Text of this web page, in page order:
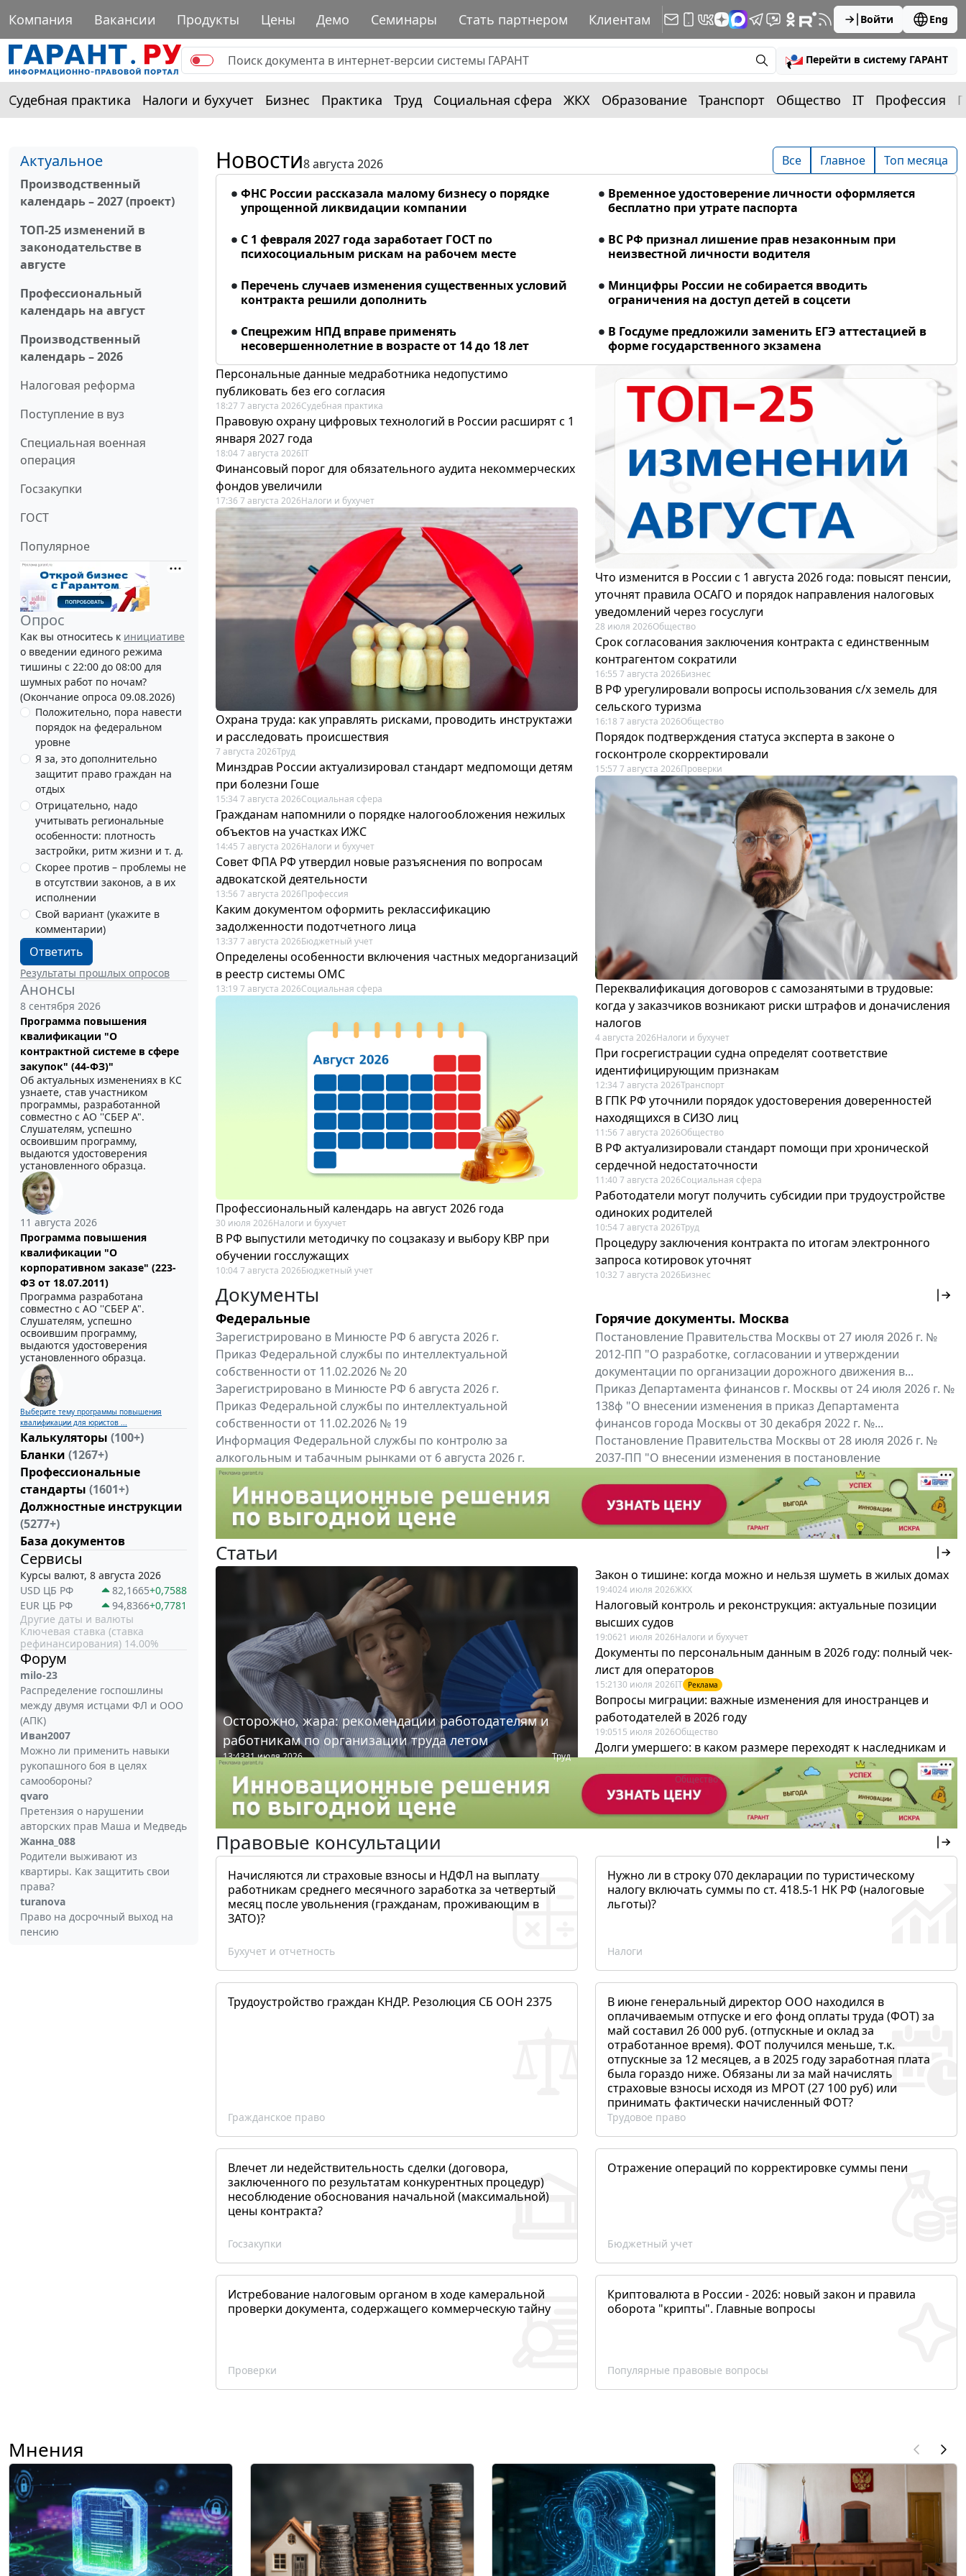
Компания Вакансии Продукты Цены Демо Семинары Стать партнером Клиентам Войти Eng
Перейти в систему ГАРАНТ
Судебная практика Налоги и бухучет Бизнес Практика Труд Социальная сфера ЖКХ Образование Транспорт Общество IT Профессия
Актуальное
Производственный
календарь – 2027 (проект)
ТОП-25 изменений в
законодательстве в
августе
Профессиональный
календарь на август
Производственный
календарь – 2026
Налоговая реформа
Поступление в вуз
Специальная военная
операция
Госзакупки
ГОСТ
Популярное
Опрос
Как вы относитесь к инициативе
о введении единого режима
тишины с 22:00 до 08:00 для
шумных работ по ночам?
(Окончание опроса 09.08.2026)
Положительно, пора навести
порядок на федеральном
уровне
Я за, это дополнительно
защитит право граждан на
отдых
Отрицательно, надо
учитывать региональные
особенности: плотность
застройки, ритм жизни и т. д.
Скорее против – проблемы не
в отсутствии законов, а в их
исполнении
Свой вариант (укажите в
комментарии)
Ответить
Результаты прошлых опросов
Анонсы
8 сентября 2026
Программа повышения
квалификации "О
контрактной системе в сфере
закупок" (44-ФЗ)"
Об актуальных изменениях в КС
узнаете, став участником
программы, разработанной
совместно с АО ''СБЕР А".
Слушателям, успешно
освоившим программу,
выдаются удостоверения
установленного образца.
11 августа 2026
Программа повышения
квалификации "О
корпоративном заказе" (223-
ФЗ от 18.07.2011)
Программа разработана
совместно с АО ''СБЕР А".
Слушателям, успешно
освоившим программу,
выдаются удостоверения
установленного образца.
Выберите тему программы повышения
квалификации для юристов ...
Калькуляторы (100+)
Бланки (1267+)
Профессиональные
стандарты (1601+)
Должностные инструкции
(5277+)
База документов
Сервисы
Курсы валют, 8 августа 2026
USD ЦБ РФ
82,1665+0,7588
EUR ЦБ РФ
94,8366+0,7781
Другие даты и валюты
Ключевая ставка (ставка
рефинансирования) 14.00%
Форум
milo-23
Распределение госпошлины
между двумя истцами ФЛ и ООО
(АПК)
Иван2007
Можно ли применить навыки
рукопашного боя в целях
самообороны?
qvaro
Претензия о нарушении
авторских прав Маша и Медведь
Жанна_088
Родители выживают из
квартиры. Как защитить свои
права?
turanova
Право на досрочный выход на
пенсию
Новости8 августа 2026 Все Главное Топ месяца
ФНС России рассказала малому бизнесу о порядке
упрощенной ликвидации компании
Временное удостоверение личности оформляется
бесплатно при утрате паспорта
С 1 февраля 2027 года заработает ГОСТ по
психосоциальным рискам на рабочем месте
ВС РФ признал лишение прав незаконным при
неизвестной личности водителя
Перечень случаев изменения существенных условий
контракта решили дополнить
Минцифры России не собирается вводить
ограничения на доступ детей в соцсети
Спецрежим НПД вправе применять
несовершеннолетние в возрасте от 14 до 18 лет
В Госдуме предложили заменить ЕГЭ аттестацией в
форме государственного экзамена
Персональные данные медработника недопустимо
публиковать без его согласия
18:27 7 августа 2026Судебная практика
Правовую охрану цифровых технологий в России расширят с 1
января 2027 года
18:04 7 августа 2026IT
Финансовый порог для обязательного аудита некоммерческих
фондов увеличили
17:36 7 августа 2026Налоги и бухучет
Охрана труда: как управлять рисками, проводить инструктажи
и расследовать происшествия
7 августа 2026Труд
Минздрав России актуализировал стандарт медпомощи детям
при болезни Гоше
15:34 7 августа 2026Социальная сфера
Гражданам напомнили о порядке налогообложения нежилых
объектов на участках ИЖС
14:45 7 августа 2026Налоги и бухучет
Совет ФПА РФ утвердил новые разъяснения по вопросам
адвокатской деятельности
13:56 7 августа 2026Профессия
Каким документом оформить реклассификацию
задолженности подотчетного лица
13:37 7 августа 2026Бюджетный учет
Определены особенности включения частных медорганизаций
в реестр системы ОМС
13:19 7 августа 2026Социальная сфера
Профессиональный календарь на август 2026 года
30 июля 2026Налоги и бухучет
В РФ выпустили методичку по соцзаказу и выбору КВР при
обучении госслужащих
10:04 7 августа 2026Бюджетный учет
Что изменится в России с 1 августа 2026 года: повысят пенсии,
уточнят правила ОСАГО и порядок направления налоговых
уведомлений через госуслуги
28 июля 2026Общество
Срок согласования заключения контракта с единственным
контрагентом сократили
16:55 7 августа 2026Бизнес
В РФ урегулировали вопросы использования с/х земель для
сельского туризма
16:18 7 августа 2026Общество
Порядок подтверждения статуса эксперта в законе о
госконтроле скорректировали
15:57 7 августа 2026Проверки
Переквалификация договоров с самозанятыми в трудовые:
когда у заказчиков возникают риски штрафов и доначисления
налогов
4 августа 2026Налоги и бухучет
При госрегистрации судна определят соответствие
идентифицирующим признакам
12:34 7 августа 2026Транспорт
В ГПК РФ уточнили порядок удостоверения доверенностей
находящихся в СИЗО лиц
11:56 7 августа 2026Общество
В РФ актуализировали стандарт помощи при хронической
сердечной недостаточности
11:40 7 августа 2026Социальная сфера
Работодатели могут получить субсидии при трудоустройстве
одиноких родителей
10:54 7 августа 2026Труд
Процедуру заключения контракта по итогам электронного
запроса котировок уточнят
10:32 7 августа 2026Бизнес
Документы
Федеральные
Зарегистрировано в Минюсте РФ 6 августа 2026 г.
Приказ Федеральной службы по интеллектуальной
собственности от 11.02.2026 № 20
Зарегистрировано в Минюсте РФ 6 августа 2026 г.
Приказ Федеральной службы по интеллектуальной
собственности от 11.02.2026 № 19
Информация Федеральной службы по контролю за
алкогольным и табачным рынками от 6 августа 2026 г.
"Вниманию производителей и импортёров алкогольной...
Все федеральные документы
Горячие документы. Москва
Постановление Правительства Москвы от 27 июля 2026 г. №
2012-ПП "О разработке, согласовании и утверждении
документации по организации дорожного движения в...
Приказ Департамента финансов г. Москвы от 24 июля 2026 г. №
138ф "О внесении изменения в приказ Департамента
финансов города Москвы от 30 декабря 2022 г. №...
Постановление Правительства Москвы от 28 июля 2026 г. №
2037-ПП "О внесении изменения в постановление
Правительства Москвы от 26 июля 2011 г. № 334-ПП"
Все региональные документы Мой регион ...
Статьи
Осторожно, жара: рекомендации работодателям и
работникам по организации труда летом
13:4331 июля 2026 Труд
Закон о тишине: когда можно и нельзя шуметь в жилых домах
19:4024 июля 2026ЖКХ
Налоговый контроль и реконструкция: актуальные позиции
высших судов
19:0621 июля 2026Налоги и бухучет
Документы по персональным данным в 2026 году: полный чек-
лист для операторов
15:21 30 июля 2026IT Реклама
Вопросы миграции: важные изменения для иностранцев и
работодателей в 2026 году
19:0515 июля 2026Общество
Долги умершего: в каком размере переходят к наследникам и
19:43 Общество
Правовые консультации
Начисляются ли страховые взносы и НДФЛ на выплату
работникам среднего месячного заработка за четвертый
месяц после увольнения (гражданам, проживающим в
ЗАТО)?
Бухучет и отчетность
Нужно ли в строку 070 декларации по туристическому
налогу включать суммы по ст. 418.5-1 НК РФ (налоговые
льготы)?
Налоги
Трудоустройство граждан КНДР. Резолюция СБ ООН 2375
Гражданское право
В июне генеральный директор ООО находился в
оплачиваемым отпуске и его фонд оплаты труда (ФОТ) за
май составил 26 000 руб. (отпускные и оклад за
отработанное время). ФОТ получился меньше, т.к.
отпускные за 12 месяцев, а в 2025 году заработная плата
была гораздо ниже. Обязаны ли за май начислять
страховые взносы исходя из МРОТ (27 100 руб) или
принимать фактически начисленный ФОТ?
Трудовое право
Влечет ли недействительность сделки (договора,
заключенного по результатам конкурентных процедур)
несоблюдение обоснования начальной (максимальной)
цены контракта?
Госзакупки
Отражение операций по корректировке суммы пени
Бюджетный учет
Истребование налоговым органом в ходе камеральной
проверки документа, содержащего коммерческую тайну
Проверки
Криптовалюта в России - 2026: новый закон и правила
оборота "крипты". Главные вопросы
Популярные правовые вопросы
Мнения